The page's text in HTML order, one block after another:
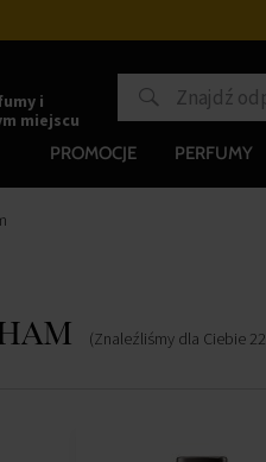
i
miejscu
PROMOCJE PERFUMY
(Znaleźliśmy dla Ciebie 22